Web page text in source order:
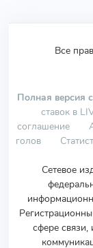
Все
Полная версия
ставок в
соглашение
голов
Сетевое
сфере